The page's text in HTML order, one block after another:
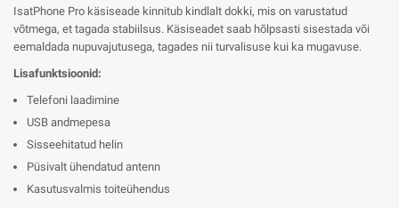
IsatPhone Pro käsiseade kinnitub kindlalt dokki, mis on varustatud
võtmega, et tagada stabiilsus. Käsiseadet saab hõlpsasti sisestada või
eemaldada nupuvajutusega, tagades nii turvalisuse kui ka mugavuse.
Lisafunktsioonid:
Telefoni laadimine
USB andmepesa
Sisseehitatud helin
Püsivalt ühendatud antenn
Kasutusvalmis toiteühendus